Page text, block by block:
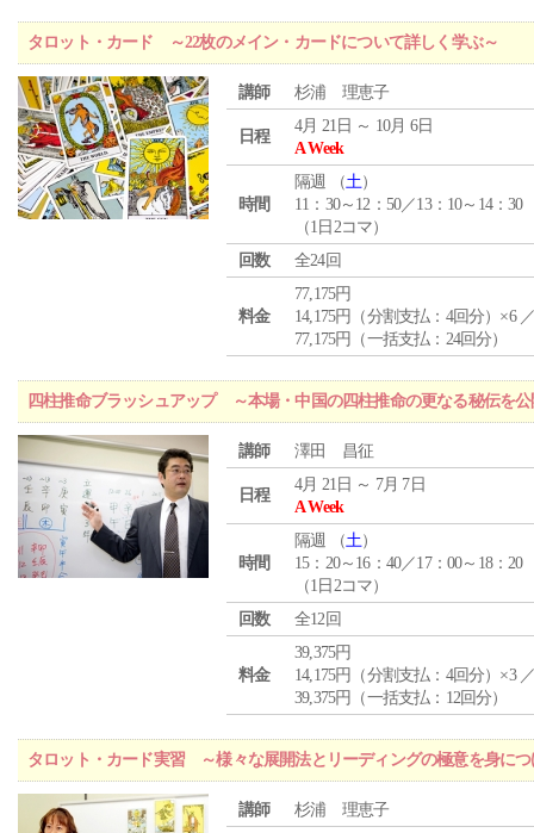
タロット・カード ～22枚のメイン・カードについて詳しく学ぶ～
講師 杉浦 理恵子
日程
4月 21日 ～ 10月 6日
A Week
時間
隔週 （土）
11：30～12：50／13：10～14：30
（1日2コマ）
回数
全24回
料金
77,175円
14,175円（分割支払：4回分）×6
77,175円（一括支払：24回分）
四柱推命ブラッシュアップ ～本場・中国の四柱推命の更なる秘伝を
講師 澤田 昌征
日程
4月 21日 ～ 7月 7日
A Week
時間
隔週 （土）
15：20～16：40／17：00～18：20
（1日2コマ）
回数
全12回
料金
39,375円
14,175円（分割支払：4回分）×3
39,375円（一括支払：12回分）
タロット・カード実習 ～様々な展開法とリーディングの極意を身につ
講師 杉浦 理恵子